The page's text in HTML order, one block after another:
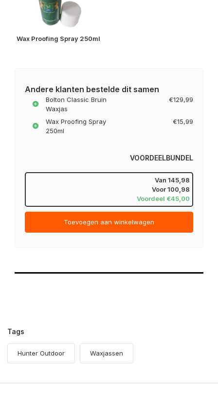
Wax Proofing Spray 250ml
Andere klanten bestelde dit samen
Bolton Classic Bruin
Waxjas
€129,99
Wax Proofing Spray
250ml
€15,99
VOORDEELBUNDEL
Van 145,98
Voor100,98
Voordeel €45,00
Toevoegen aan winkelwagen
Tags
Hunter Outdoor Waxjassen